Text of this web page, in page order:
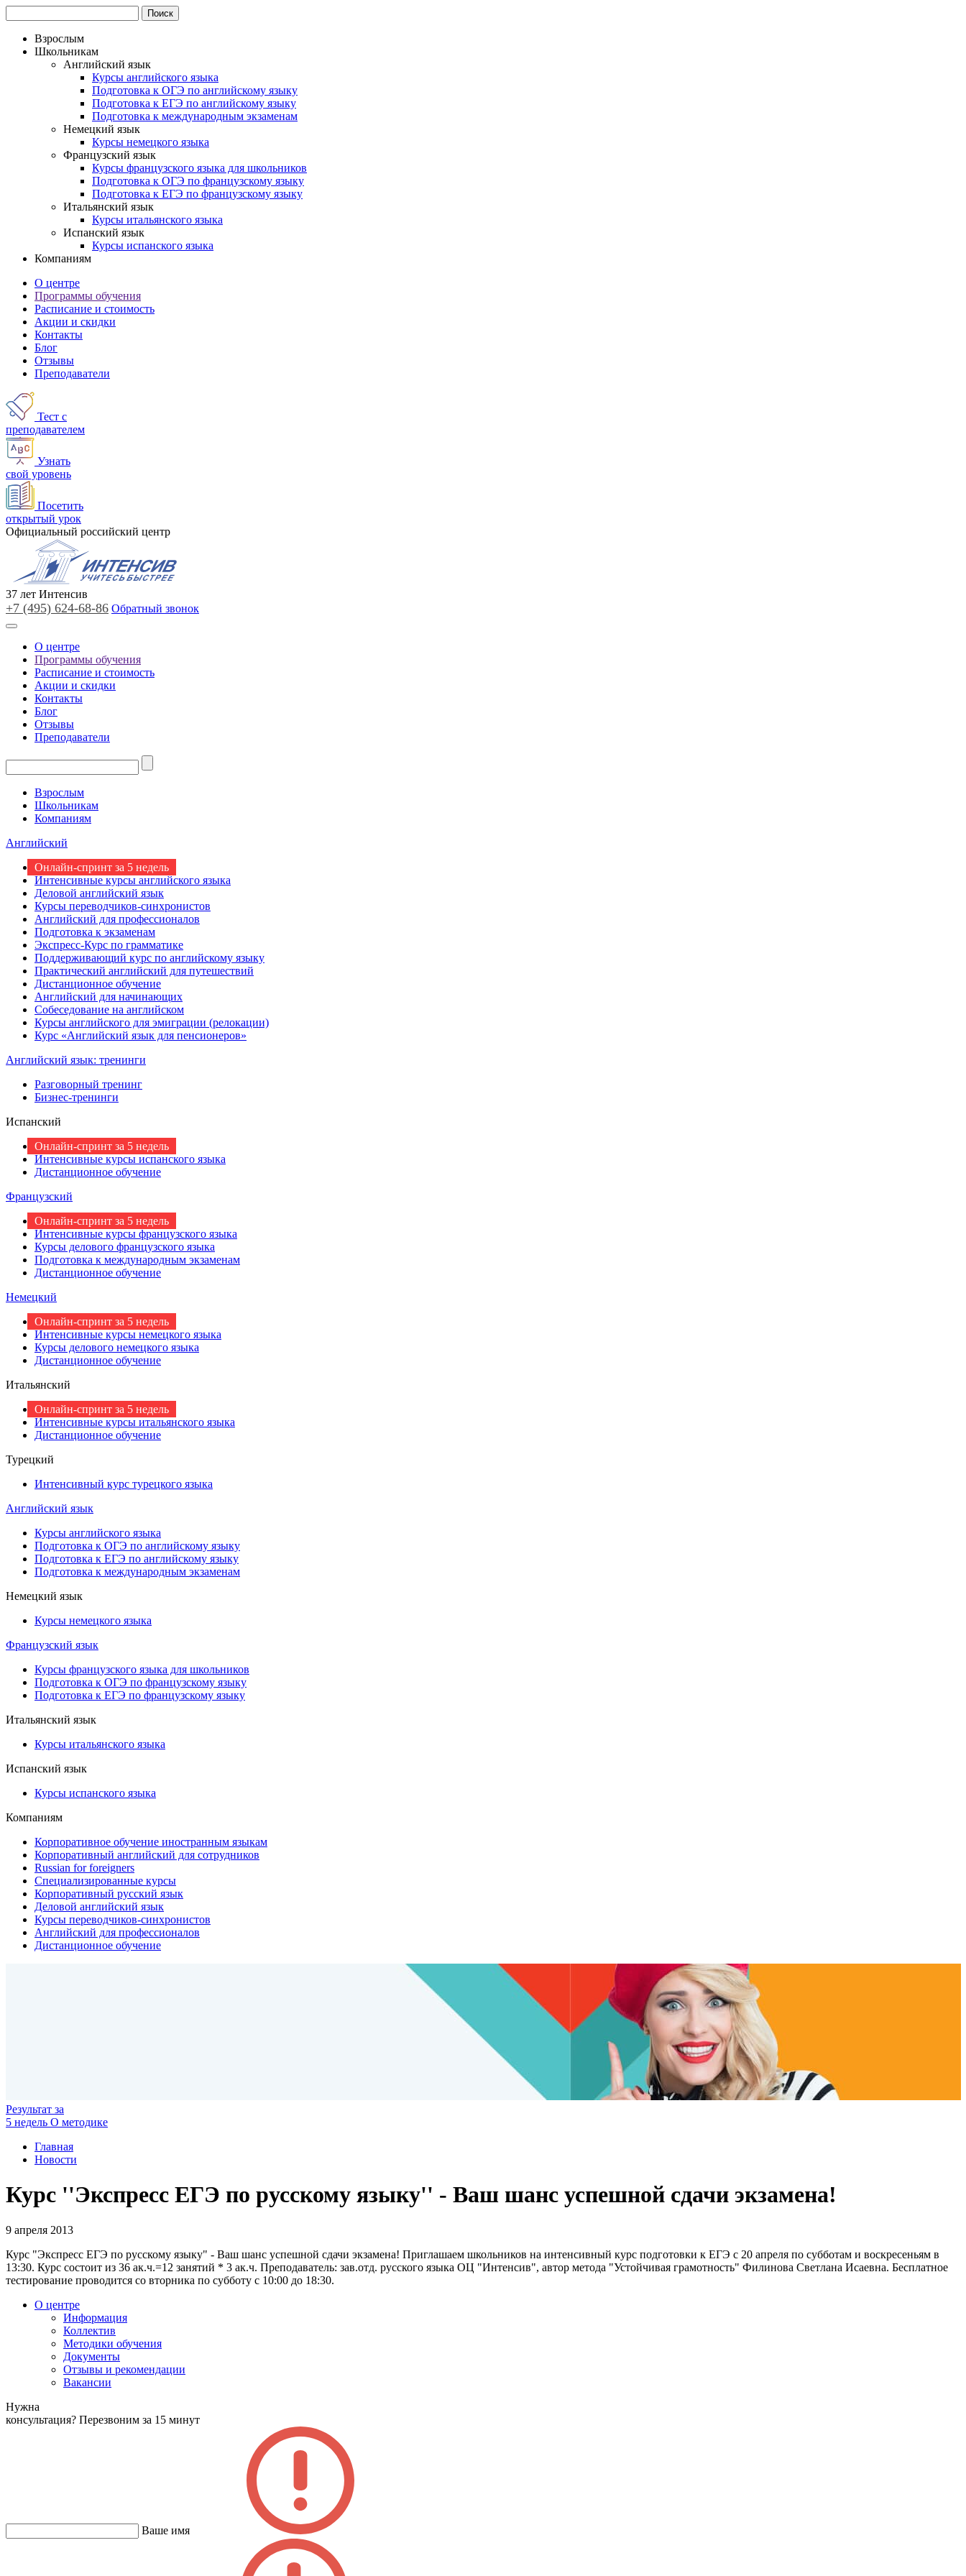
Взрослым
Школьникам
Английский язык
Курсы английского языка
Подготовка к ОГЭ по английскому языку
Подготовка к ЕГЭ по английскому языку
Подготовка к международным экзаменам
Немецкий язык
Курсы немецкого языка
Французский язык
Курсы французского языка для школьников
Подготовка к ОГЭ по французскому языку
Подготовка к ЕГЭ по французскому языку
Итальянский язык
Курсы итальянского языка
Испанский язык
Курсы испанского языка
Компаниям
О центре
Программы обучения
Расписание и стоимость
Акции и скидки
Контакты
Блог
Отзывы
Преподаватели
Тест с
преподавателем
Узнать
свой уровень
Посетить
открытый урок
Официальный российский центр
37 лет Интенсив
+7 (495) 624-68-86 Обратный звонок
О центре
Программы обучения
Расписание и стоимость
Акции и скидки
Контакты
Блог
Отзывы
Преподаватели
Взрослым
Школьникам
Компаниям
Английский
Онлайн-спринт за 5 недель
Интенсивные курсы английского языка
Деловой английский язык
Курсы переводчиков-синхронистов
Английский для профессионалов
Подготовка к экзаменам
Экспресс-Курс по грамматике
Поддерживающий курс по английскому языку
Практический английский для путешествий
Дистанционное обучение
Английский для начинающих
Собеседование на английском
Курсы английского для эмиграции (релокации)
Курс «Английский язык для пенсионеров»
Английский язык: тренинги
Разговорный тренинг
Бизнес-тренинги
Испанский
Онлайн-спринт за 5 недель
Интенсивные курсы испанского языка
Дистанционное обучение
Французский
Онлайн-спринт за 5 недель
Интенсивные курсы французского языка
Курсы делового французского языка
Подготовка к международным экзаменам
Дистанционное обучение
Немецкий
Онлайн-спринт за 5 недель
Интенсивные курсы немецкого языка
Курсы делового немецкого языка
Дистанционное обучение
Итальянский
Онлайн-спринт за 5 недель
Интенсивные курсы итальянского языка
Дистанционное обучение
Турецкий
Интенсивный курс турецкого языка
Английский язык
Курсы английского языка
Подготовка к ОГЭ по английскому языку
Подготовка к ЕГЭ по английскому языку
Подготовка к международным экзаменам
Немецкий язык
Курсы немецкого языка
Французский язык
Курсы французского языка для школьников
Подготовка к ОГЭ по французскому языку
Подготовка к ЕГЭ по французскому языку
Итальянский язык
Курсы итальянского языка
Испанский язык
Курсы испанского языка
Компаниям
Корпоративное обучение иностранным языкам
Корпоративный английский для сотрудников
Russian for foreigners
Специализированные курсы
Корпоративный русский язык
Деловой английский язык
Курсы переводчиков-синхронистов
Английский для профессионалов
Дистанционное обучение
Результат за
5 недель О методике
Главная
Новости
Курс ''Экспресс ЕГЭ по русскому языку'' - Ваш шанс успешной сдачи экзамена!
9 апреля 2013
Курс "Экспресс ЕГЭ по русскому языку" - Ваш шанс успешной сдачи экзамена! Приглашаем школьников на интенсивный курс подготовки к ЕГЭ с 20 апреля по субботам и воскресеньям в
13:30. Курс состоит из 36 ак.ч.=12 занятий * 3 ак.ч. Преподаватель: зав.отд. русского языка ОЦ "Интенсив", автор метода "Устойчивая грамотность" Филинова Светлана Исаевна. Бесплатное
тестирование проводится со вторника по субботу с 10:00 до 18:30.
О центре
Информация
Коллектив
Методики обучения
Документы
Отзывы и рекомендации
Вакансии
Нужна
консультация? Перезвоним за 15 минут
Ваше имя